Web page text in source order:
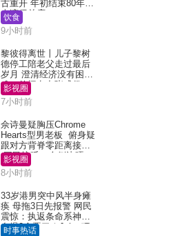
古重开 年初结束80年历
史湾仔总店
饮食
9小时前
黎彼得离世丨儿子黎树
德停工陪老父走过最后
岁月 澄清经济没有困
难：传闻有夸张成份
影视圈
7小时前
佘诗曼疑胸压Chrome
Hearts型男老板 俯身疑
跟对方背脊零距离接触
网民惊呼：企侧边唔
得？
影视圈
8小时前
33岁港男突中风半身瘫
痪 母拖3日先报警 网民
震惊：执返条命系神迹
自爆2个恶习｜Juicy叮
时事热话